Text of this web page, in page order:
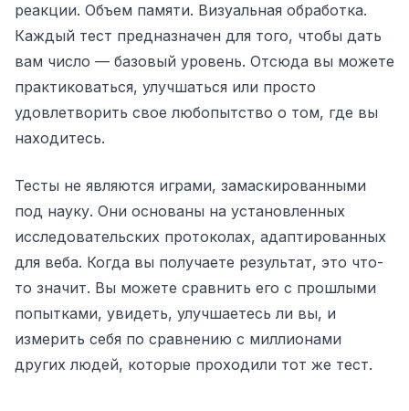
Hand-Eye Coordination
FPS Reaction
Рейтинг
Статьи
Панель управления
реакции. Объем памяти. Визуальная обработка.
Каждый тест предназначен для того, чтобы дать
вам число — базовый уровень. Отсюда вы можете
практиковаться, улучшаться или просто
удовлетворить свое любопытство о том, где вы
находитесь.
Тесты не являются играми, замаскированными
под науку. Они основаны на установленных
исследовательских протоколах, адаптированных
для веба. Когда вы получаете результат, это что-
то значит. Вы можете сравнить его с прошлыми
попытками, увидеть, улучшаетесь ли вы, и
измерить себя по сравнению с миллионами
других людей, которые проходили тот же тест.